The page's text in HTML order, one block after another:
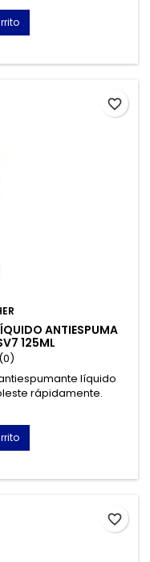
ANTIESPUMA
125ML
(0)
líquido
rápidamente.
favorite_border
favorite_border